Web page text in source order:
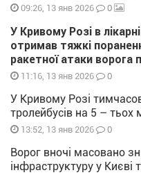
09:26, 13 янв 2026 0
У Кривому Розі в
отримав тяжкі
ракетної атаки ворога
11:16, 13 янв 2026 0
У Кривому Розі
тролейбусів на 5 – тьох
13:52, 13 янв 2026 0
Ворог вночі масовано
інфраструктуру у Києві